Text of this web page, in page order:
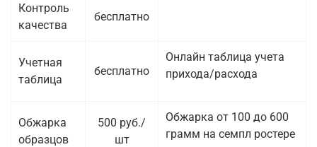
Контроль
качества
бесплатно
Учетная
таблица
бесплатно
Онлайн таблица учета
прихода/расхода
Обжарка
образцов
500 руб./
шт
Обжарка от 100 до 600
грамм на семпл ростере